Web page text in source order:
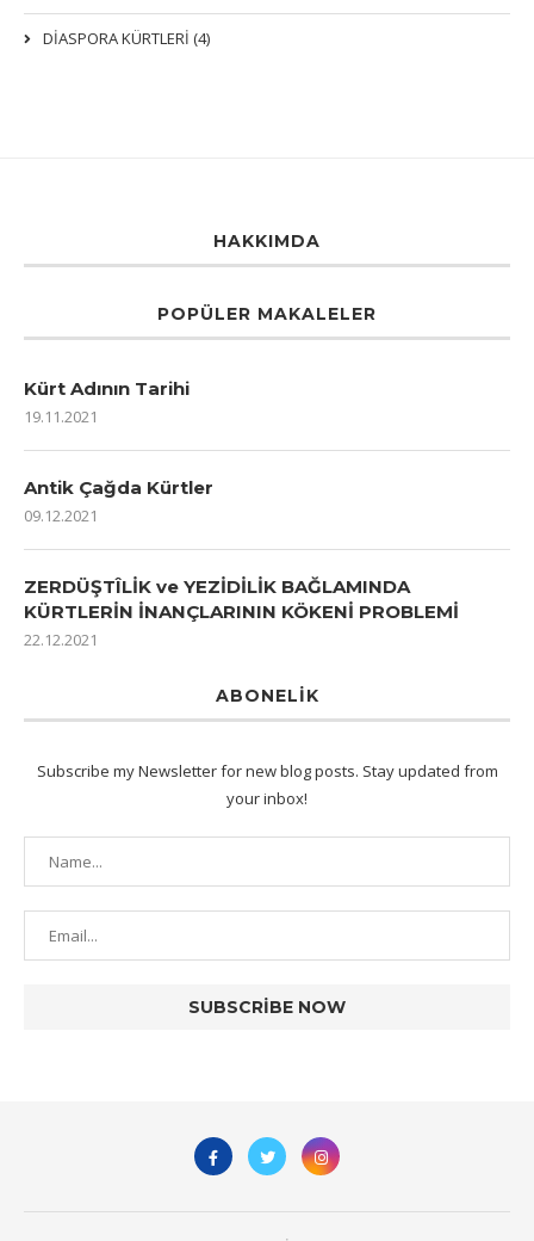
DİASPORA KÜRTLERİ (4)
HAKKIMDA
POPÜLER MAKALELER
Kürt Adının Tarihi
19.11.2021
Antik Çağda Kürtler
09.12.2021
ZERDÜŞTÎLİK ve YEZİDİLİK BAĞLAMINDA
KÜRTLERİN İNANÇLARININ KÖKENİ PROBLEMİ
22.12.2021
ABONELIK
Subscribe my Newsletter for new blog posts. Stay updated from
your inbox!